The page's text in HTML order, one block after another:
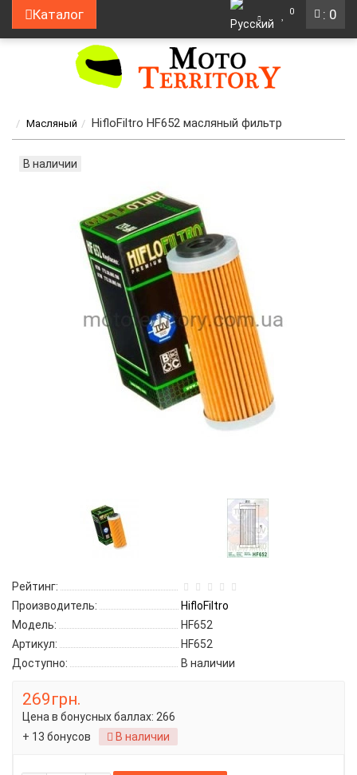
: 0
Каталог 0
Масляный HifloFiltro HF652 масляный фильтр
В наличии
Рейтинг:
Производитель:
HifloFiltro
Модель:
HF652
Артикул:
HF652
Доступно:
В наличии
269грн.
Цена в бонусных баллах: 266
+ 13 бонусов
В наличии